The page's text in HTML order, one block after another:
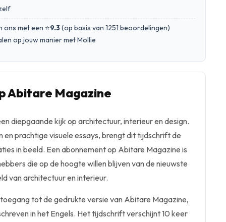
met een ⭐9.3(op basis van 1251 beoordelingen)
op jouw manier met Mollie
Abitare Magazine
diepgaande kijk op architectuur, interieur en design.
en prachtige visuele essays, brengt dit tijdschrift de
in beeld. Een abonnement op Abitare Magazine is
die op de hoogte willen blijven van de nieuwste
van architectuur en interieur.
tot de gedrukte versie van Abitare Magazine,
in het Engels. Het tijdschrift verschijnt 10 keer